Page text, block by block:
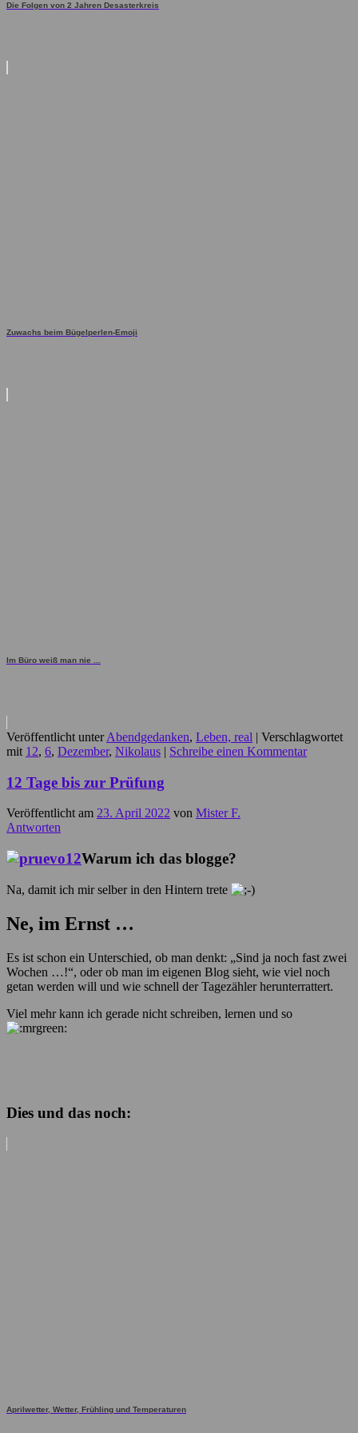
Die Folgen von 2 Jahren Desasterkreis
Zuwachs beim Bügelperlen-Emoji
Im Büro weiß man nie ...
Veröffentlicht unter Abendgedanken, Leben, real | Verschlagwortet
mit 12, 6, Dezember, Nikolaus | Schreibe einen Kommentar
12 Tage bis zur Prüfung
Veröffentlicht am 23. April 2022 von Mister F.
Antworten
Warum ich das blogge?
Na, damit ich mir selber in den Hintern trete
Ne, im Ernst …
Es ist schon ein Unterschied, ob man denkt: „Sind ja noch fast zwei
Wochen …!“, oder ob man im eigenen Blog sieht, wie viel noch
getan werden will und wie schnell der Tagezähler herunterrattert.
Viel mehr kann ich gerade nicht schreiben, lernen und so
Dies und das noch:
Aprilwetter, Wetter, Frühling und Temperaturen